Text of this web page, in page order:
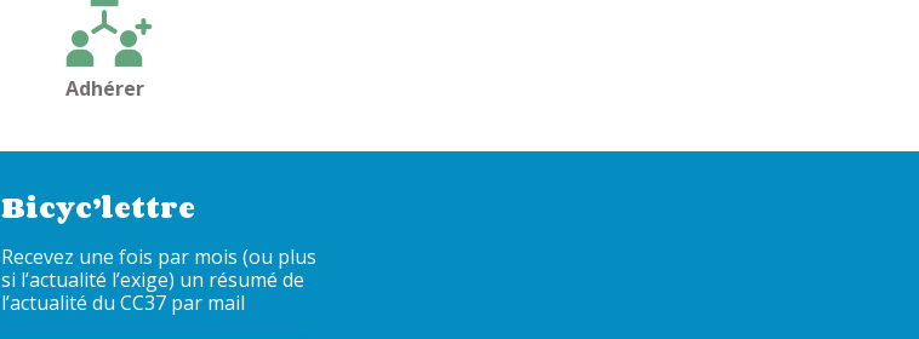
Adhérer
Bicyc’lettre
Recevez une fois par mois (ou plus
si l’actualité l’exige) un résumé de
l’actualité du CC37 par mail